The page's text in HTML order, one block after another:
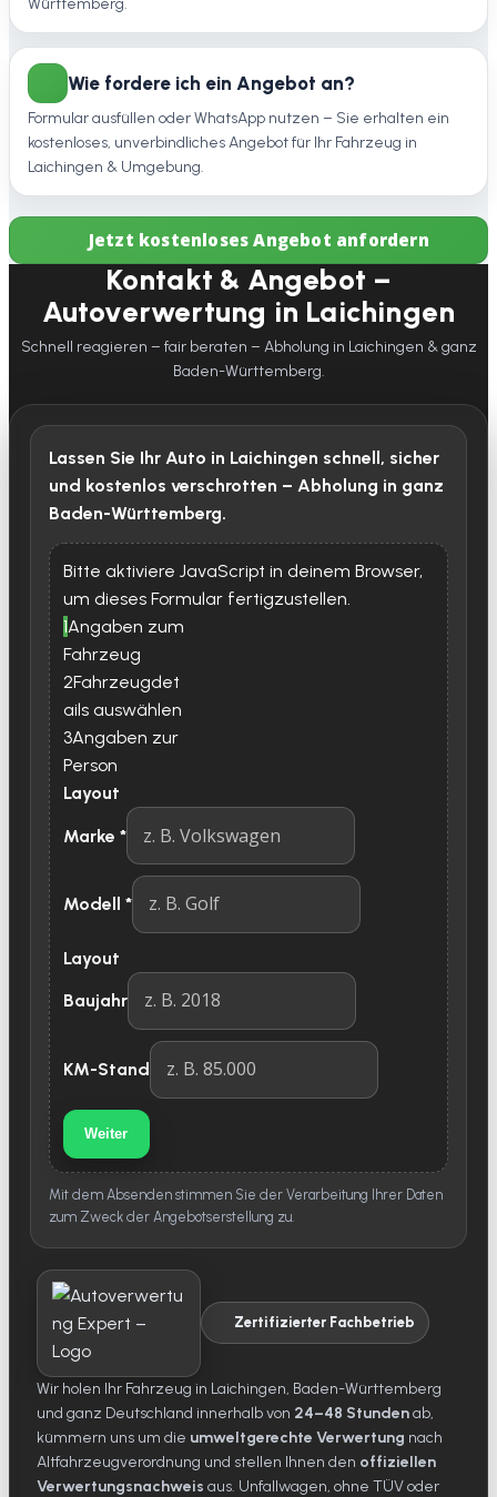
Württemberg.
Wie fordere ich ein Angebot an?
Formular ausfüllen oder WhatsApp nutzen – Sie erhalten ein
kostenloses, unverbindliches Angebot für Ihr Fahrzeug in
Laichingen & Umgebung.
Jetzt kostenloses Angebot anfordern
Kontakt & Angebot –
Autoverwertung in Laichingen
Schnell reagieren – fair beraten – Abholung in Laichingen & ganz
Baden-Württemberg.
Lassen Sie Ihr Auto in Laichingen schnell, sicher
und kostenlos verschrotten – Abholung in ganz
Baden-Württemberg.
Bitte aktiviere JavaScript in deinem Browser,
um dieses Formular fertigzustellen.
1Angaben zum
Fahrzeug
2Fahrzeugdet
ails auswählen
3Angaben zur
Person
Layout
Marke *
Modell *
Layout
Baujahr
KM-Stand
Weiter
Mit dem Absenden stimmen Sie der Verarbeitung Ihrer Daten
zum Zweck der Angebotserstellung zu.
Zertifizierter Fachbetrieb
Wir holen Ihr Fahrzeug in Laichingen, Baden-Württemberg
und ganz Deutschland innerhalb von 24–48 Stundenab,
kümmern uns um die umweltgerechte Verwertung nach
Altfahrzeugverordnung und stellen Ihnen den offiziellen
Verwertungsnachweis aus. Unfallwagen, ohne TÜV oder